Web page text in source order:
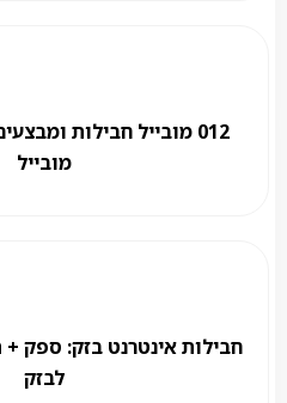
מובייל
חבילות אינטרנט בזק: ספק
לבזק